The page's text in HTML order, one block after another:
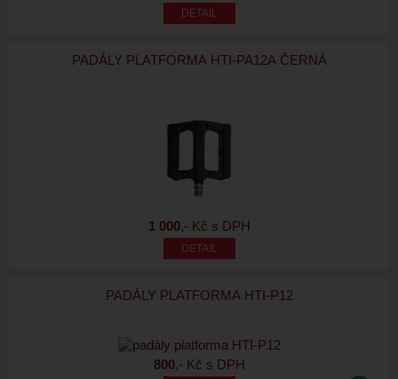
PADÁLY PLATFORMA HTI-PA12A ČERNÁ
1 000,- Kč s DPH
PADÁLY PLATFORMA HTI-P12
800,- Kč s DPH